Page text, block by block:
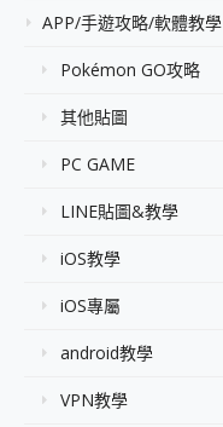
APP/手遊攻略/軟體教學
Pokémon GO攻略
其他貼圖
PC GAME
LINE貼圖&教學
iOS教學
iOS專屬
android教學
VPN教學